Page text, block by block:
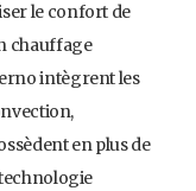
le confort de
chauffage
intègrent les
en plus de